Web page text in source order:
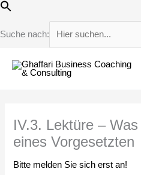
Suche nach:
Zum
springen
IV.3. Lektüre –
eines Vorgesetzten
Bitte melden Sie sich erst an!